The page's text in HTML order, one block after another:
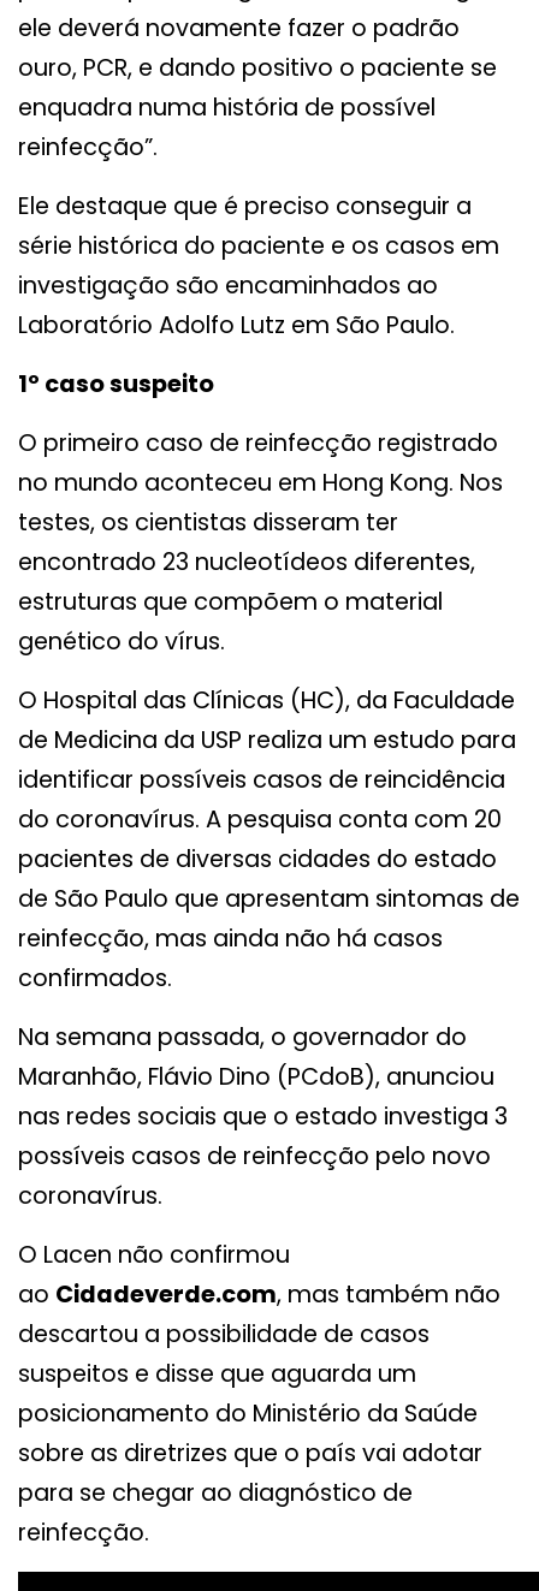
ele deverá novamente fazer o padrão
ouro, PCR, e dando positivo o paciente se
enquadra numa história de possível
reinfecção”.
Ele destaque que é preciso conseguir a
série histórica do paciente e os casos em
investigação são encaminhados ao
Laboratório Adolfo Lutz em São Paulo.
1º caso suspeito
O primeiro caso de reinfecção registrado
no mundo aconteceu em Hong Kong. Nos
testes, os cientistas disseram ter
encontrado 23 nucleotídeos diferentes,
estruturas que compõem o material
genético do vírus.
O Hospital das Clínicas (HC), da Faculdade
de Medicina da USP realiza um estudo para
identificar possíveis casos de reincidência
do coronavírus. A pesquisa conta com 20
pacientes de diversas cidades do estado
de São Paulo que apresentam sintomas de
reinfecção, mas ainda não há casos
confirmados.
Na semana passada, o governador do
Maranhão, Flávio Dino (PCdoB), anunciou
nas redes sociais que o estado investiga 3
possíveis casos de reinfecção pelo novo
coronavírus.
O Lacen não confirmou
ao Cidadeverde.com, mas também não
descartou a possibilidade de casos
suspeitos e disse que aguarda um
posicionamento do Ministério da Saúde
sobre as diretrizes que o país vai adotar
para se chegar ao diagnóstico de
reinfecção.